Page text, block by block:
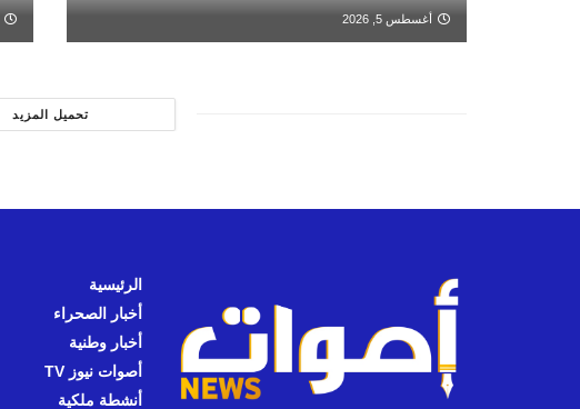
أغسطس 5, 2026
تحميل المزيد
الرئيسية
أخبار الصحراء
أخبار وطنية
أصوات نيوز TV
أنشطة ملكية